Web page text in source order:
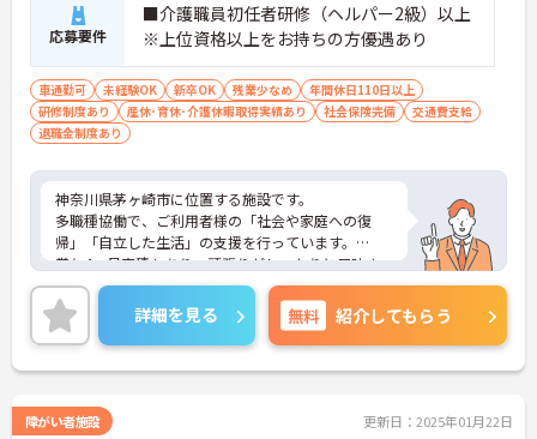
応募要件
■介護職員初任者研修（ヘルパー2級）以上
※上位資格以上をお持ちの方優遇あり
車通勤可 未経験OK 新卒OK 残業少なめ
年間休日110日以上
研修制度あり
産休･育休･介護休暇取得実績あり 社会保険完備
交通費支給
退職金制度あり
神奈川県茅ヶ崎市に位置する施設です。
多職種協働で、ご利用者様の「社会や家庭への復
帰」「自立した生活」の支援を行っています。
賞与4ヶ月実積もあり、頑張りがしっかりと反映さ
れるのも特徴です。
ご興味ある方には、面接対策ポイントなど、さらに
詳細をお話しいたしますのでお気軽にご相談くださ
い！
詳細を見る 無料 紹介してもらう
障がい者施設 更新日：2025年01月22日